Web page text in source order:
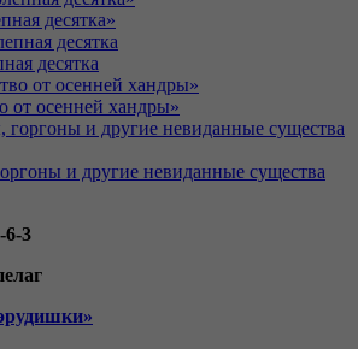
десятка»
десятка
от осенней хандры»
и другие невиданные существа
6-3